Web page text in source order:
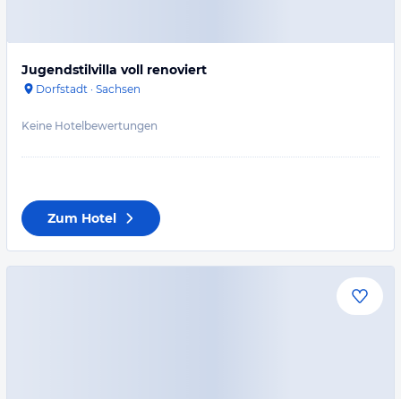
Jugendstilvilla voll renoviert
Dorfstadt · Sachsen
Keine Hotelbewertungen
Zum Hotel